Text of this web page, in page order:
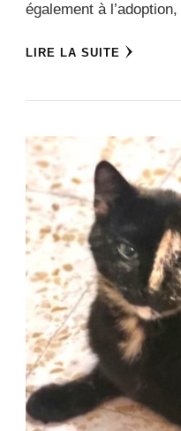
également à
LIRE LA SUITE